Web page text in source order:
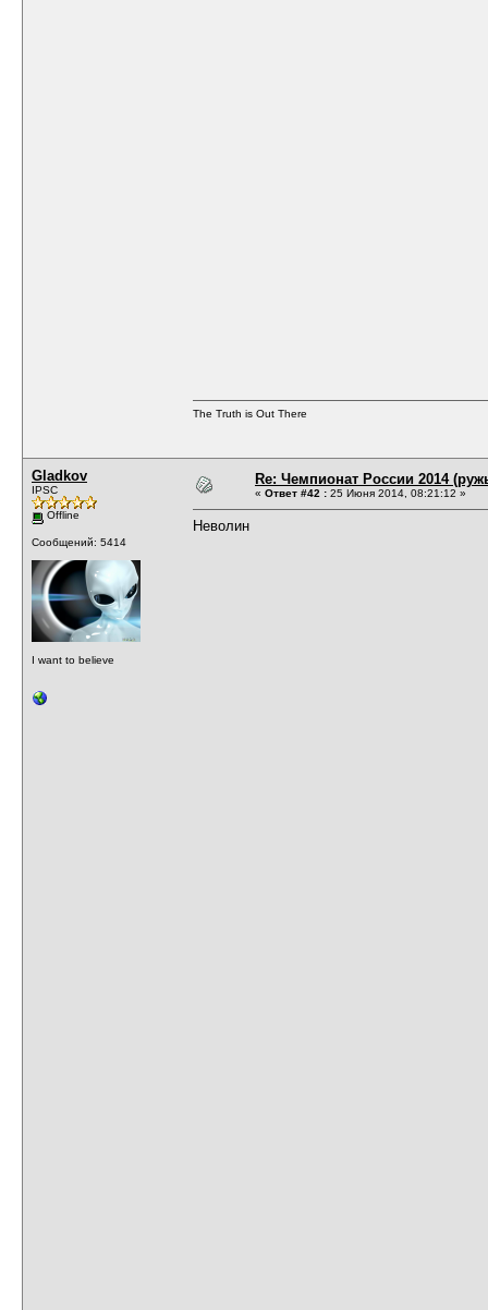
The Truth is Out There
Gladkov
IPSC
Offline
Сообщений: 5414
I want to believe
Re: Чемпионат России 2014
« Ответ #42 : 25 Июня 2014, 08:21:12 »
Неволин